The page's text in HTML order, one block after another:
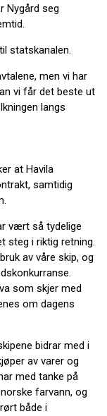
Nygård seg
statskanalen.
men vi har
vi får det beste ut
langs
at Havila
samtidig
vært så tydelige
steg i riktig retning.
av våre skip, og
som skjer med
om dagens
bidrar med i
av varer og
med tanke på
farvann, og
både i